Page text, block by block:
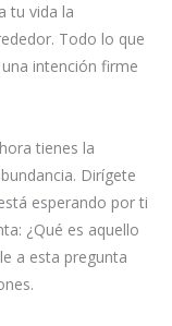
tu vida la
Todo lo que
intención firme
tienes la
Dirígete
esperando por ti
¿Qué es aquello
a esta pregunta